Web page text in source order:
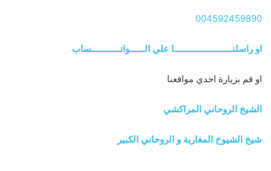
004592459890
او راسلنــــــــــــــــــــــــا علي الــــــواتــــــــــــساب
او قم بزيارة احدي مواقعنا
الشيخ الروحاني المراكشي
شيخ الشيوخ المغاربة و الروحاني الكبير